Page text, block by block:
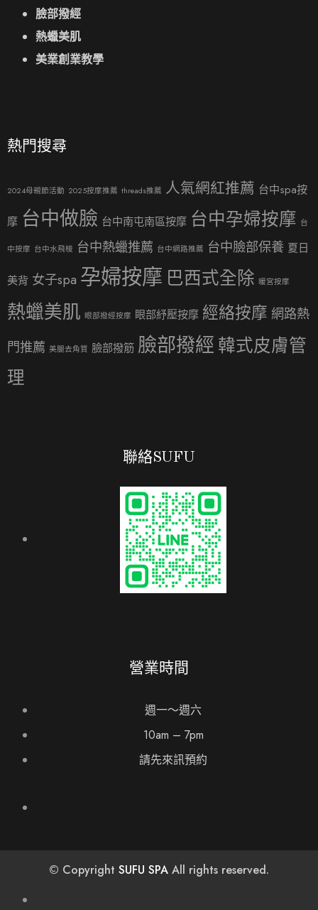
臉部撥經
熱蠟美肌
美業創業教學
熱門搜尋
2024母親節活動 2025按摩推薦 threads推薦 人氣網紅推薦 台中spa按
摩 台中做臉 台中南屯南區按摩 台中孕婦按摩 台
中按摩 台中水飛梭 台中熱蠟推薦 台中網路推薦 台中臉部保養 夏日
美背 女子spa 孕婦按摩 巴西式全除 暖宮按摩
熱蠟美肌 眼部撥經按摩 眼部紓壓按摩 經絡按摩 網路熱
門推薦 美腿去角質 臉部撥筋 臉部撥經 韓式皮膚管
理
聯絡SUFU
營業時間
週一～週六
10am – 7pm
請先來訊預約
© Copyright SUFU SPA All rights reserved.